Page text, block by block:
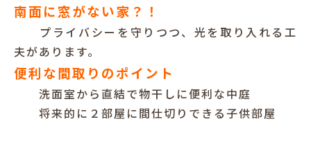
南面に窓がない家？！
プライバシーを守りつつ、光を取り入れる工
夫があります。
便利な間取りのポイント
洗面室から直結で物干しに便利な中庭
将来的に２部屋に間仕切りできる子供部屋